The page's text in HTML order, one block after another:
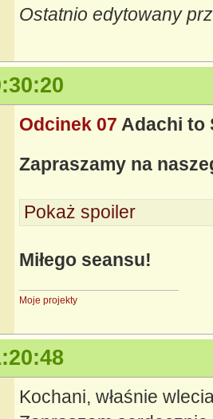
Ostatnio edytowany
Odcinek 07 Adachi to
Zapraszamy na
Pokaż spoiler
Miłego seansu!
Moje projekty
Kochani, właśnie